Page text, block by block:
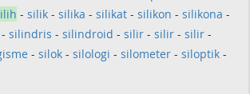
- silik - silika - silikat - silikon - silikona -
- silindris - silindroid - silir - silir - silir -
- silok - silologi - silometer - siloptik -